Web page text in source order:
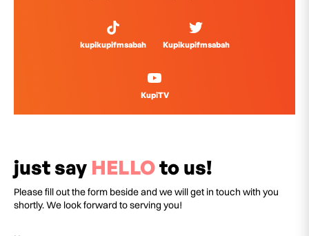
kupikupifmsabah Kupikupifmsabah
KupiTV
just say HELLOto us!
Please fill out the form beside and we will get in touch with you
shortly. We look forward to serving you!